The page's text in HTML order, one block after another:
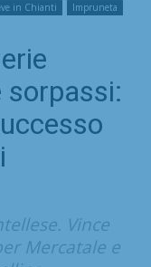
in Chianti
Impruneta
sorpassi:
Vince
Mercatale e